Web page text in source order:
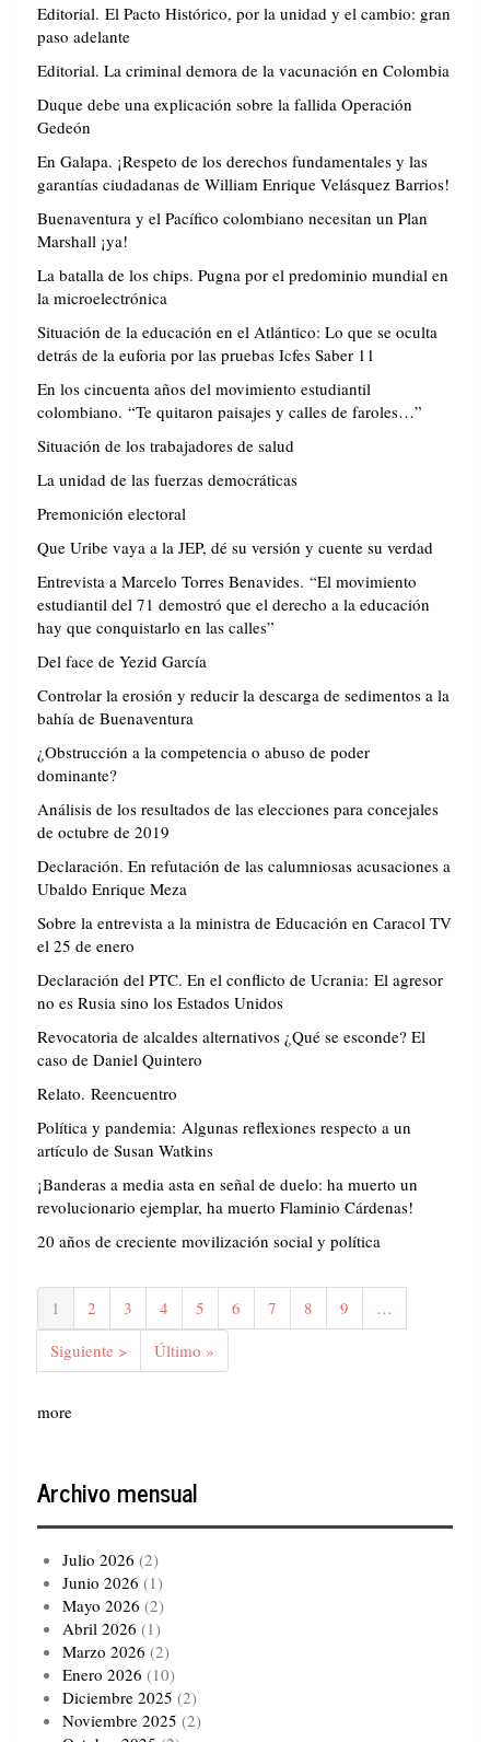
Editorial. El Pacto Histórico, por la unidad y el cambio: gran
paso adelante
Editorial. La criminal demora de la vacunación en Colombia
Duque debe una explicación sobre la fallida Operación
Gedeón
En Galapa. ¡Respeto de los derechos fundamentales y las
garantías ciudadanas de William Enrique Velásquez Barrios!
Buenaventura y el Pacífico colombiano necesitan un Plan
Marshall ¡ya!
La batalla de los chips. Pugna por el predominio mundial en
la microelectrónica
Situación de la educación en el Atlántico: Lo que se oculta
detrás de la euforia por las pruebas Icfes Saber 11
En los cincuenta años del movimiento estudiantil
colombiano. “Te quitaron paisajes y calles de faroles…”
Situación de los trabajadores de salud
La unidad de las fuerzas democráticas
Premonición electoral
Que Uribe vaya a la JEP, dé su versión y cuente su verdad
Entrevista a Marcelo Torres Benavides. “El movimiento
estudiantil del 71 demostró que el derecho a la educación
hay que conquistarlo en las calles”
Del face de Yezid García
Controlar la erosión y reducir la descarga de sedimentos a la
bahía de Buenaventura
¿Obstrucción a la competencia o abuso de poder
dominante?
Análisis de los resultados de las elecciones para concejales
de octubre de 2019
Declaración. En refutación de las calumniosas acusaciones a
Ubaldo Enrique Meza
Sobre la entrevista a la ministra de Educación en Caracol TV
el 25 de enero
Declaración del PTC. En el conflicto de Ucrania: El agresor
no es Rusia sino los Estados Unidos
Revocatoria de alcaldes alternativos ¿Qué se esconde? El
caso de Daniel Quintero
Relato. Reencuentro
Política y pandemia: Algunas reflexiones respecto a un
artículo de Susan Watkins
¡Banderas a media asta en señal de duelo: ha muerto un
revolucionario ejemplar, ha muerto Flaminio Cárdenas!
20 años de creciente movilización social y política
Paginación
Página
actual
1 Página
2 Página
3 Página
4 Página
5 Página
6 Página
7 Página
8 Página
9
…
Siguiente
página
Siguiente >
Última
página
Último »
more
Archivo mensual
Julio 2026 (2)
Junio 2026 (1)
Mayo 2026 (2)
Abril 2026 (1)
Marzo 2026 (2)
Enero 2026 (10)
Diciembre 2025 (2)
Noviembre 2025 (2)